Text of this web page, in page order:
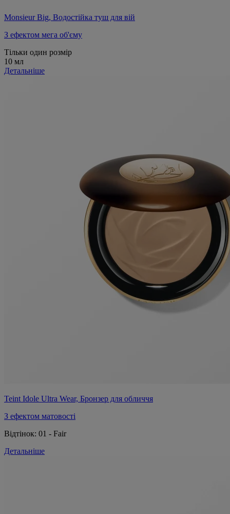
Monsieur Big, Водостійка туш для вій
З ефектом мега об'єму
Тільки один розмір
10 мл
Детальніше
Teint Idole Ultra Wear, Бронзер для обличчя
З ефектом матовості
Відтінок: 01 - Fair
Детальніше